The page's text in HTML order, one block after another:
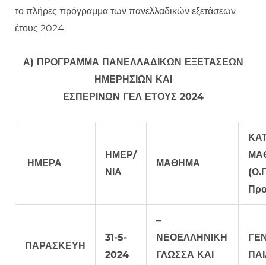
το πλήρες πρόγραμμα των πανελλαδικών εξετάσεων
έτους 2024.
Α) ΠΡΟΓΡΑΜΜΑ ΠΑΝΕΛΛΑΔΙΚΩΝ ΕΞΕΤΑΣΕΩΝ
ΗΜΕΡΗΣΙΩΝ ΚΑΙ
ΕΣΠΕΡΙΝΩΝ ΓΕΛ ΕΤΟΥΣ 2024
ΗΜΕΡΑ
ΗΜΕΡ/
ΝΙΑ
ΜΑΘΗΜΑ
ΠΑΡΑΣΚΕΥΗ
31-5-
2024
–
ΝΕΟΕΛΛΗΝΙΚΗ
ΓΛΩΣΣΑ ΚΑΙ